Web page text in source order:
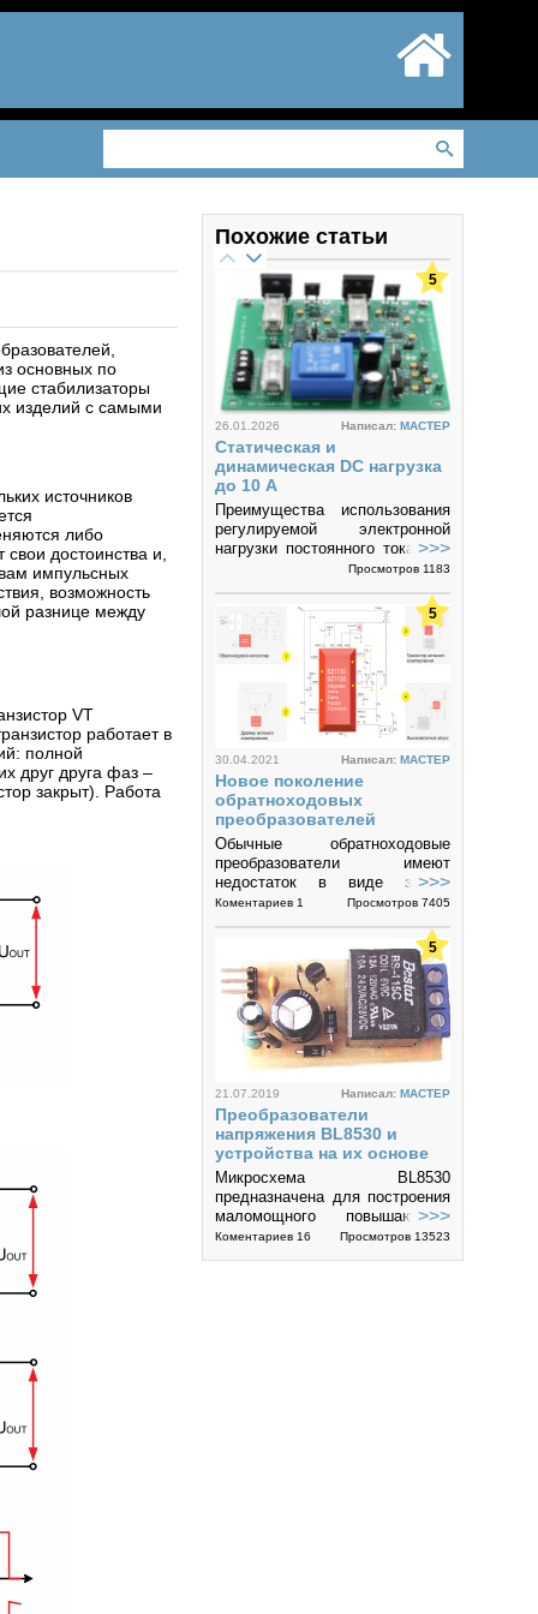
основных по
стабилизаторы
изделий с самыми
источников
либо
достоинства и,
импульсных
возможность
разнице между
VT
работает в
полной
друг друга фаз –
закрыт). Работа
Похожие статьи
26.01.2026 Написал: MACTEP
Статическая и
динамическая DC нагрузка
до 10 А
Преимущества использования
регулируемой электронной
нагрузки постоянного тока для
тестирования источников
необходимость работать с
набором...
>>>
Просмотров 1183
5
30.04.2021 Написал: MACTEP
Новое поколение
обратноходовых
преобразователей
Обычные обратноходовые
преобразователи имеют
недостаток в виде звона,
вызванного индуктивностью
резонансом паразитной емкости
главного ключа;...
>>>
Коментариев 1 Просмотров 7405
5
21.07.2019 Написал: MACTEP
Преобразователи
напряжения BL8530 и
устройства на их основе
Микросхема BL8530
предназначена для построения
маломощного повышающего
преобразователя напряжения с
>>>
Коментариев 16 Просмотров 13523
5